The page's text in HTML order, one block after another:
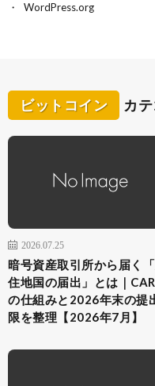
WordPress.org
ビットコイン カ
2026.07.25
暗号資産取引所から届く
住地国の届出」とは｜
の仕組みと2026年末の提
限を整理【2026年7月】